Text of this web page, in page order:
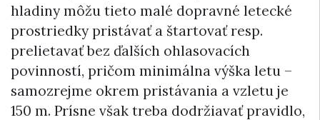
hladiny môžu tieto malé dopravné letecké
prostriedky pristávať a štartovať resp.
prelietavať bez ďalších ohlasovacích
povinností, pričom minimálna výška letu –
samozrejme okrem pristávania a vzletu je
150 m. Prísne však treba dodržiavať pravidlo,